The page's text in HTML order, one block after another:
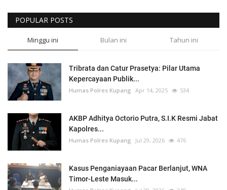
POPULAR POSTS
Minggu ini Bulan ini Tahun ini
Tribrata dan Catur Prasetya: Pilar Utama
Kepercayaan Publik...
Humas Polres Kupang Apr 14, 2025 534
AKBP Adhitya Octorio Putra, S.I.K Resmi Jabat
Kapolres...
Humas Polres Kupang Jul 29, 2026 476
Kasus Penganiayaan Pacar Berlanjut, WNA
Timor-Leste Masuk...